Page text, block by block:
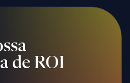
de ROI